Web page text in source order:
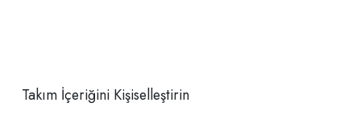
Takım İçeriğini Kişiselleştirin